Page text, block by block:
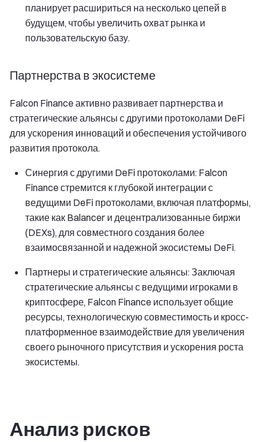
планирует расшириться на несколько цепей в
будущем, чтобы увеличить охват рынка и
пользовательскую базу.
Партнерства в экосистеме
Falcon Finance активно развивает партнерства и
стратегические альянсы с другими протоколами DeFi
для ускорения инноваций и обеспечения устойчивого
развития протокола.
Синергия с другими DeFi протоколами: Falcon
Finance стремится к глубокой интеграции с
ведущими DeFi протоколами, включая платформы,
такие как Balancer и децентрализованные биржи
(DEXs), для совместного создания более
взаимосвязанной и надежной экосистемы DeFi.
Партнеры и стратегические альянсы: Заключая
стратегические альянсы с ведущими игроками в
криптосфере, Falcon Finance использует общие
ресурсы, технологическую совместимость и кросс-
платформенное взаимодействие для увеличения
своего рыночного присутствия и ускорения роста
экосистемы.
Анализ рисков